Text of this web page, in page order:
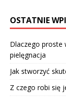
OSTATNIE
Dlaczego proste
pielęgnacja
Jak stworzyć
Z czego robi się